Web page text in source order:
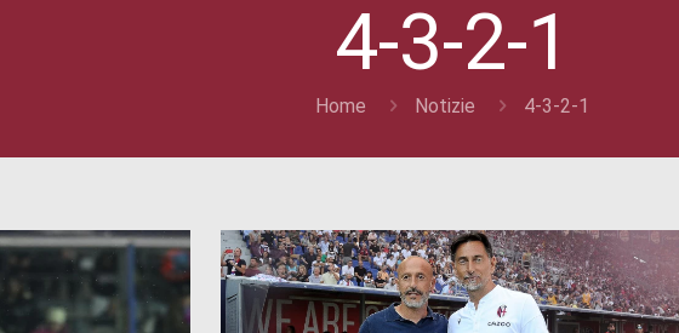
4-3-2-1
Home Notizie 4-3-2-1